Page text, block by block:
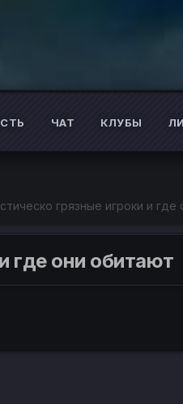
ЧАТ КЛУБЫ
Розыгрыш
грязные игроки и
где они обитают